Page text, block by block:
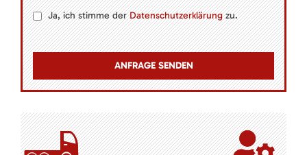
Ja, ich stimme derDatenschutzerklärungzu.